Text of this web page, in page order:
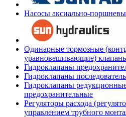
Насосы аксиально-
Одинарные тормозные
уравновешивающие)
Гидроклапаны
Гидроклапаны
Гидроклапаны
предохранительные
Регуляторы расхода
управлением трубного